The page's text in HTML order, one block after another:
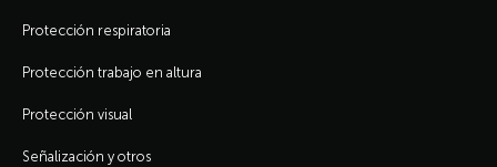
Protección respiratoria
Protección trabajo en altura
Protección visual
Señalización y otros